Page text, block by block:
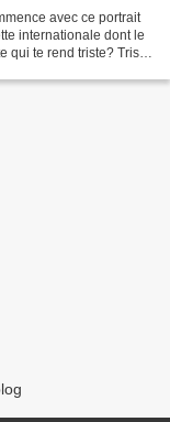
avec ce portrait
internationale dont le
qui te rend triste? Triste